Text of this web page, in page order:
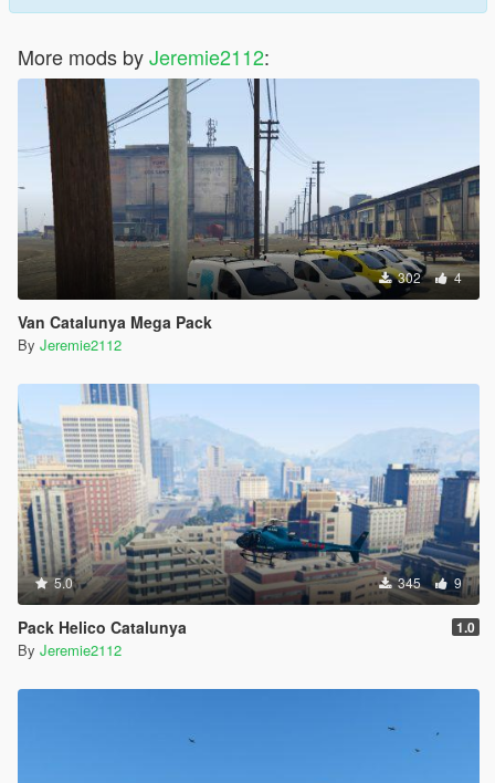
More mods byJeremie2112:
302 4
Van Catalunya Mega Pack
By Jeremie2112
5.0 345 9
Pack Helico Catalunya 1.0
By Jeremie2112